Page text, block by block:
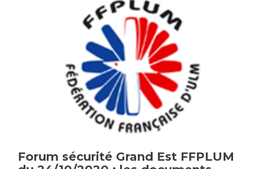
Forum sécurité Grand Est FFPLUM